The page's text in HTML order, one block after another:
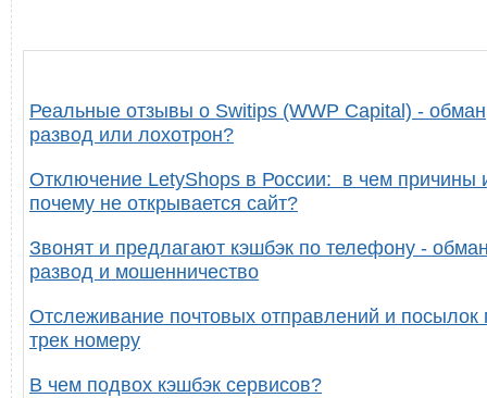
Реальные отзывы о Switips (WWP Capital) -
развод или лохотрон?
Отключение LetyShops в России: в чем причины
почему не открывается сайт?
Звонят и предлагают кэшбэк по телефону -
развод и мошенничество
Отслеживание почтовых отправлений и посылок
трек номеру
В чем подвох кэшбэк сервисов?